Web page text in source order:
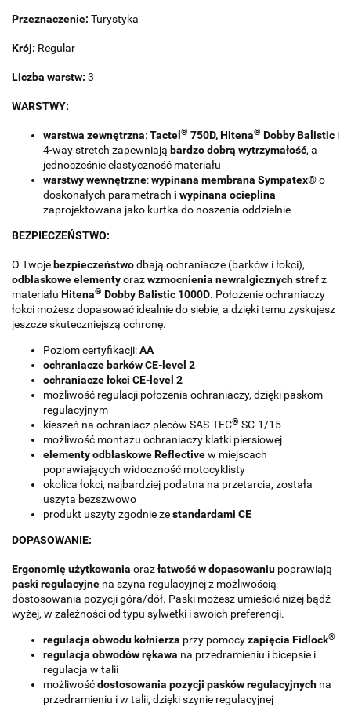
Przeznaczenie: Turystyka
Krój: Regular
Liczba warstw: 3
WARSTWY:
warstwa zewnętrzna:Tactel ® 750D,Hitena® Dobby Balistic i
4-way stretch zapewniają bardzo dobrą wytrzymałość, a
jednocześnie elastyczność materiału
warstwy wewnętrzne:wypinana membrana Sympatex® o
doskonałych parametrach i wypinana ocieplina
zaprojektowana jako kurtka do noszenia oddzielnie
BEZPIECZEŃSTWO:
O Twoje bezpieczeństwodbają ochraniacze (barków i łokci),
odblaskowe elementyorazwzmocnienia newralgicznychstrefz
materiału Hitena® Dobby Balistic 1000D. Położenie ochraniaczy
łokci możesz dopasować idealnie do siebie, a dzięki temu zyskujesz
jeszcze skuteczniejszą ochronę.
Poziom certyfikacji:AA
ochraniacze barków CE-level 2
ochraniacze łokci CE-level 2
możliwość regulacji położenia ochraniaczy, dzięki paskom
regulacyjnym
kieszeń na ochraniacz pleców SAS-TEC® SC-1/15
możliwość montażu ochraniaczy klatki piersiowej
elementy odblaskowe Reflectivew miejscach
poprawiających widoczność motocyklisty
okolica łokci, najbardziej podatna na przetarcia, została
uszyta bezszwowo
produkt uszyty zgodnie zestandardami CE
DOPASOWANIE:
Ergonomię użytkowania orazłatwość w dopasowaniu poprawiają
paski regulacyjne na szyna regulacyjnej z możliwością
dostosowania pozycji góra/dół. Paski możesz umieścić niżej bądź
wyżej, w zależności od typu sylwetki i swoich preferencji.
regulacja obwodu kołnierza przy pomocyzapięcia Fidlock®
regulacja obwodów rękawa na przedramieniu i bicepsie i
regulacja w talii
możliwośćdostosowania pozycji pasków regulacyjnych na
przedramieniu i w talii, dzięki szynie regulacyjnej